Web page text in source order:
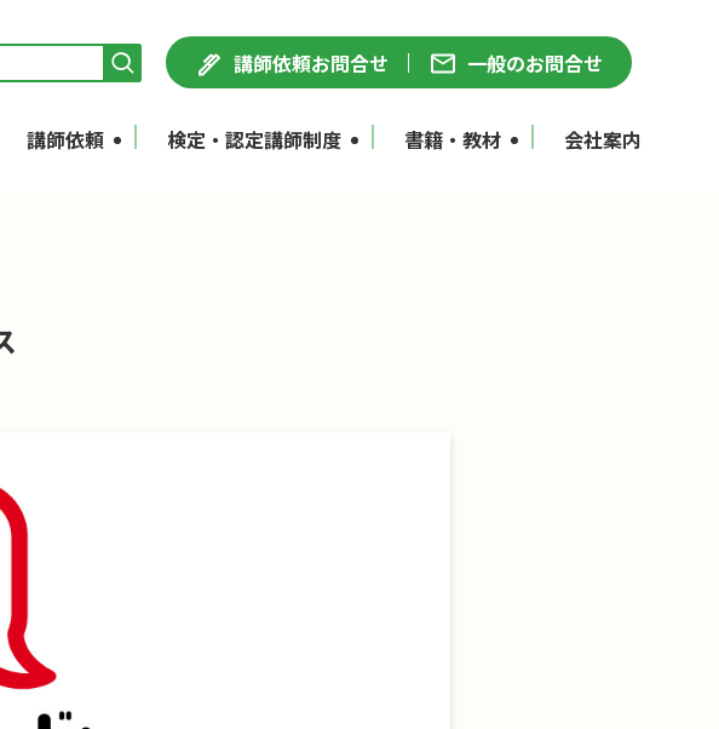
講師依頼お問合せ 一般のお問合せ
講師依頼 検定・認定講師制度 書籍・教材 会社案内